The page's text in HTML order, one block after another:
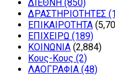
ΔΙΕΘΝΗ (850)
ΔΡΑΣΤΗΡΙΟΤΗΤΕΣ
ΕΠΙΚΑΙΡΟΤΗΤΑ
ΕΠΙΧΕΙΡΩ (189)
ΚΟΙΝΩΝΙΑ (2,884)
Κους-Κους (2)
ΛΑΟΓΡΑΦΙΑ (48)